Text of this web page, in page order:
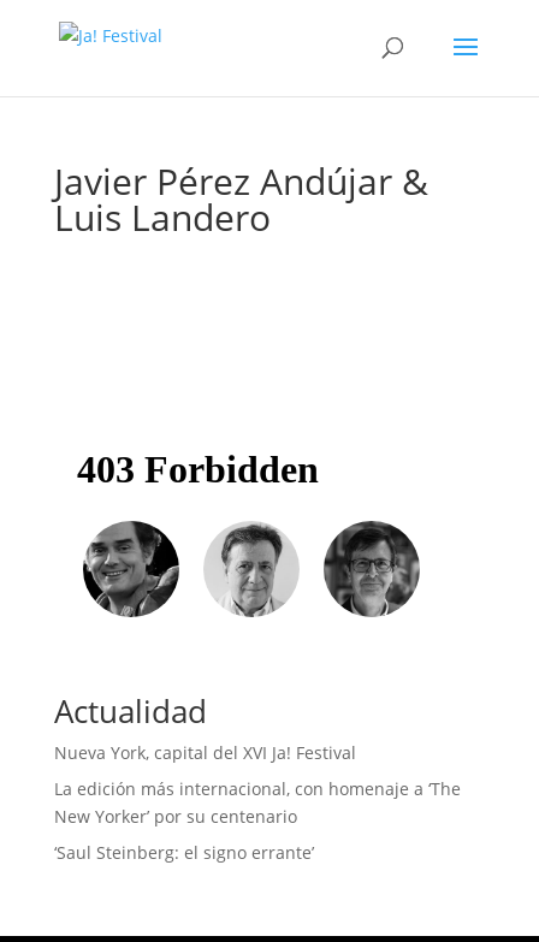
Javier Pérez Andújar &
Luis Landero
Actualidad
Nueva York, capital del XVI Ja! Festival
La edición más internacional, con homenaje a ‘The
New Yorker’ por su centenario
‘Saul Steinberg: el signo errante’